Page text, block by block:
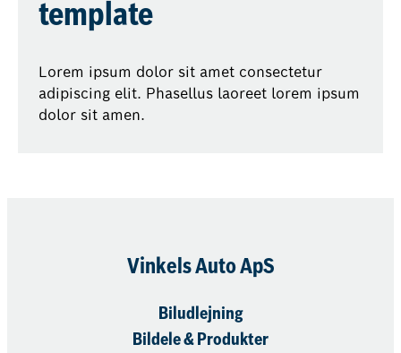
template
Lorem ipsum dolor sit amet consectetur
adipiscing elit. Phasellus laoreet lorem ipsum
dolor sit amen.
Vinkels Auto ApS
Biludlejning
Bildele & Produkter